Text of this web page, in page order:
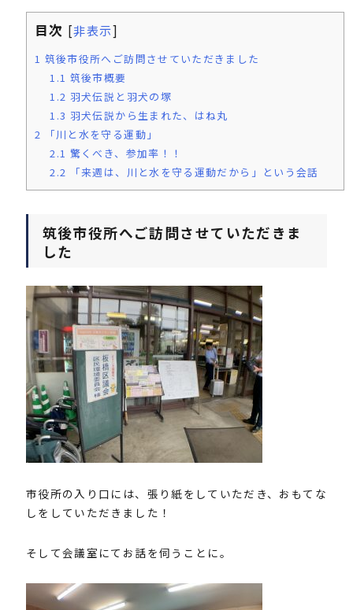
目次 [非表示]
1 筑後市役所へご訪問させていただきました
1.1 筑後市概要
1.2 羽犬伝説と羽犬の塚
1.3 羽犬伝説から生まれた、はね丸
2 「川と水を守る運動」
2.1 驚くべき、参加率！！
2.2 「来週は、川と水を守る運動だから」という会話
筑後市役所へご訪問させていただきま
した
市役所の入り口には、張り紙をしていただき、おもてな
しをしていただきました！
そして会議室にてお話を伺うことに。